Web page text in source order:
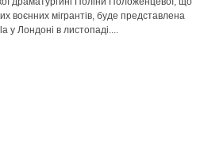
воєнних мігрантів, буде представлена
у Лондоні в листопаді....